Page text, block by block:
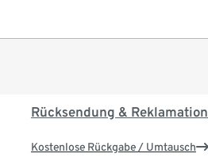
Rücksendung & Reklamation
Kostenlose Rückgabe / Umtausch